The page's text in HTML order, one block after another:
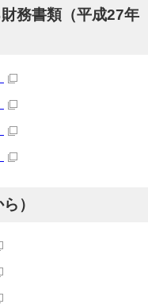
務書類（平成27年
）